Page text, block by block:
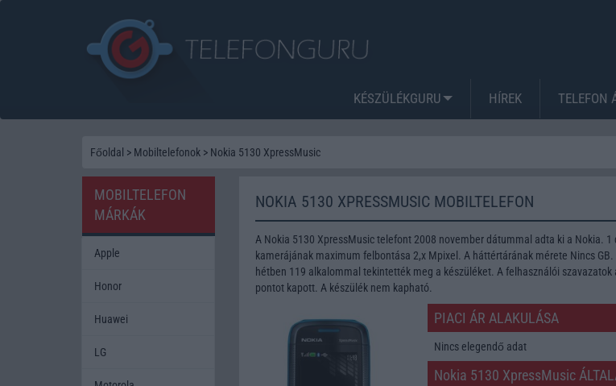
KÉSZÜLÉKGURU HÍREK TELEFON
Főoldal > Mobiltelefonok > Nokia 5130 XpressMusic
NOKIA 5130 XPRESSMUSIC MOBILTELEFON
A Nokia 5130 XpressMusic telefont 2008 november dátummal adta ki a Nokia. 1
kamerájának maximum felbontása 2,x Mpixel. A háttértárának mérete Nincs
hétben 119 alkalommal tekintették meg a készüléket. A felhasználói szavazatok
pontot kapott. A készülék nem kapható.
PIACI ÁR ALAKULÁSA
Nincs elegendő adat
Nokia 5130 XpressMusic
MOBILTELEFON
MÁRKÁK
Apple
Honor
Huawei
LG